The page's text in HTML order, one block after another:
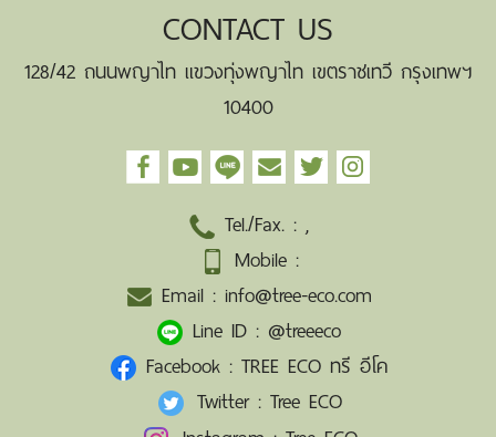
CONTACT US
128/42 ถนนพญาไท แขวงทุ่งพญาไท เขตราชเทวี กรุงเทพฯ
10400
Tel./Fax. :,
Mobile :
Email : info@tree-eco.com
Line ID : @treeeco
Facebook : TREE ECO ทรี อีโค
Twitter : Tree ECO